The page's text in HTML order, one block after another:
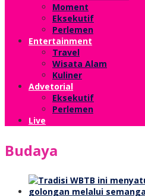
Moment
Eksekutif
Perlemen
Entertainment
Travel
Wisata Alam
Kuliner
Advetorial
Eksekutif
Perlemen
Live
Budaya